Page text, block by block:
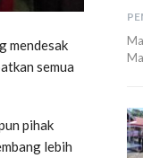
mendesak
semua
pihak
lebih